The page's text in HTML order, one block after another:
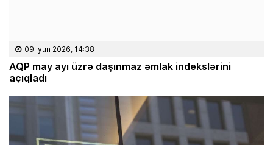
09 İyun 2026, 14:38
AQP may ayı üzrə daşınmaz əmlak indekslərini
açıqladı